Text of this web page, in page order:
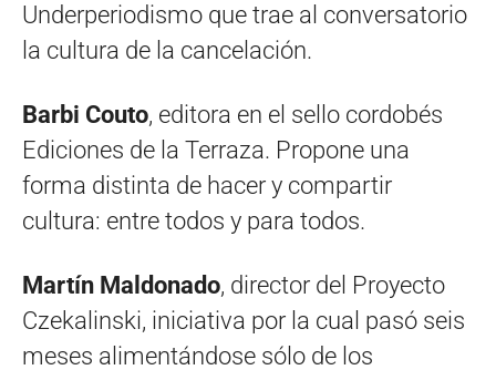
Underperiodismo que trae al conversatorio
la cultura de la cancelación.
Barbi Couto, editora en el sello cordobés
Ediciones de la Terraza. Propone una
forma distinta de hacer y compartir
cultura: entre todos y para todos.
Martín Maldonado, director del Proyecto
Czekalinski, iniciativa por la cual pasó seis
meses alimentándose sólo de los